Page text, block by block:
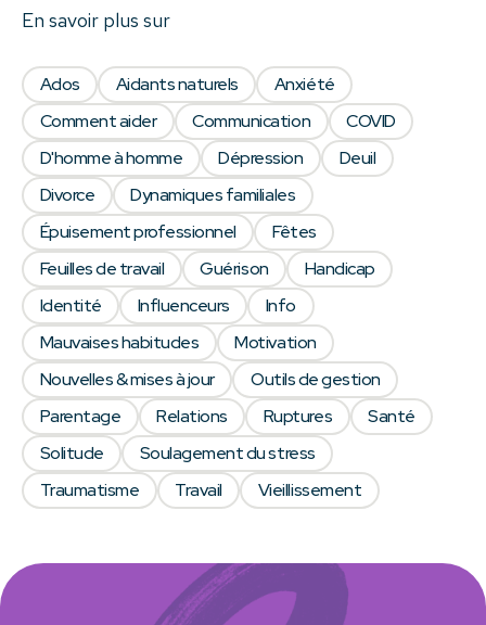
En savoir plus sur
Ados Aidants naturels
Anxiété
Comment aider
Communication
COVID
D'homme à homme
Dépression
Deuil
Divorce
Dynamiques familiales
Épuisement professionnel
Fêtes
Feuilles de travail
Guérison
Handicap
Identité
Influenceurs
Info
Mauvaises habitudes
Motivation
Nouvelles & mises à jour
Outils de gestion
Parentage
Relations Ruptures
Santé
Solitude
Soulagement du stress
Traumatisme
Travail Vieillissement